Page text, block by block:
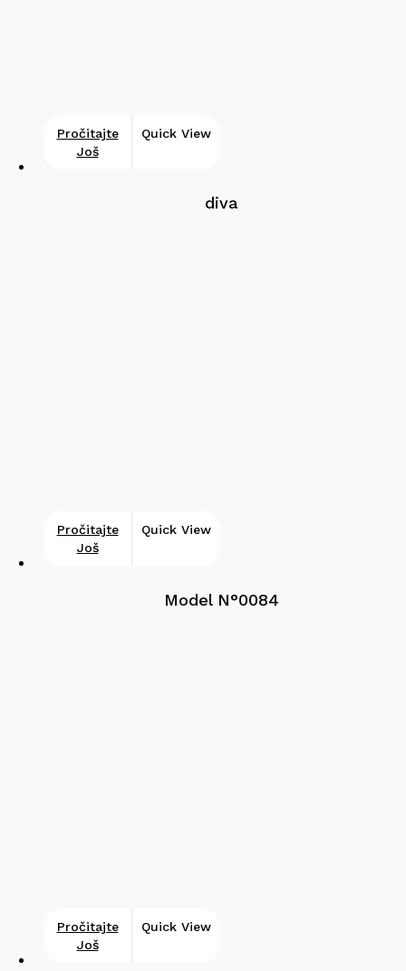
Pročitajte
Još
Quick View
diva
Pročitajte
Još
Quick View
Model N°0084
Pročitajte
Još
Quick View